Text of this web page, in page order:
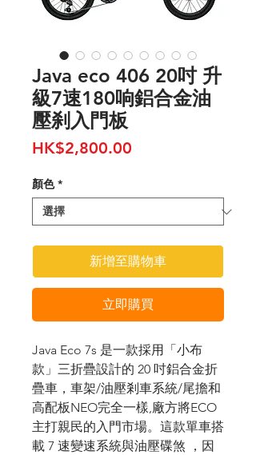
Java eco 406 20吋 升
級7速180响鋁合金油
壓刹入門板
HK$2,800.00
顏色 *
新增至購物車
立即購買
Java Eco 7s 是一款採用「小布
款」三折疊設計的 20 吋鋁合金折
疊車，車架/油壓剎車系統/尾擔和
高配板NEO完全一樣,廠方將ECO
主打親民的入門市場。這款單車搭
載 7 速變速系統與油壓碟煞 ，因